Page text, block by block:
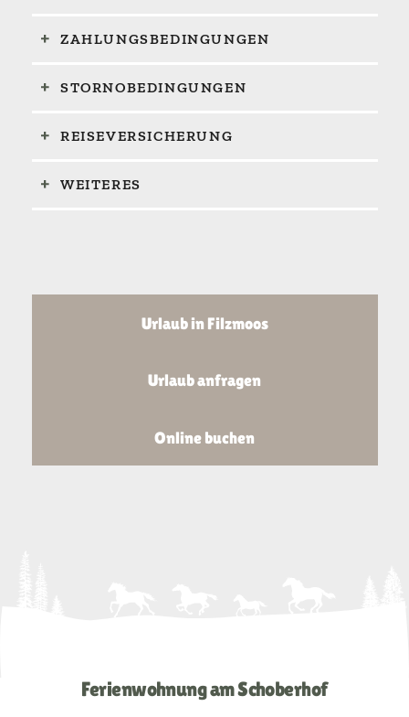
ZAHLUNGSBEDINGUNGEN
STORNOBEDINGUNGEN
REISEVERSICHERUNG
WEITERES
Urlaub in Filzmoos
Urlaub anfragen
Online buchen
Ferienwohnung am Schoberhof